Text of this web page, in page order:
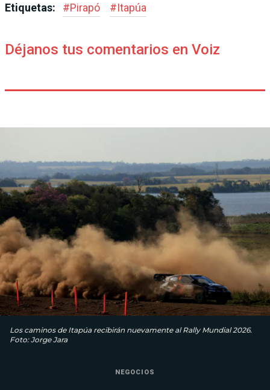
Etiquetas: #Pirapó #Itapúa
Déjanos tus comentarios en Voiz
Los caminos de Itapúa recibirán nuevamente al Rally Mundial 2026.
Foto: Jorge Jara
NEGOCIOS